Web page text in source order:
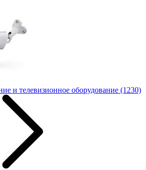
и телевизионное оборудование (1230)